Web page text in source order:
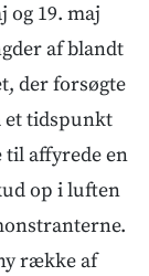
og 19. maj
af blandt
der forsøgte
et tidspunkt
til affyrede en
op i luften
række af